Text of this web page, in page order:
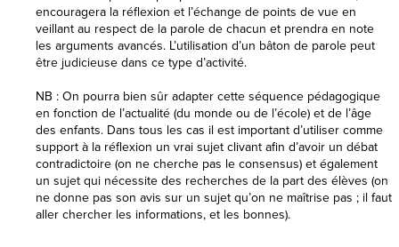
encouragera la réflexion et l’échange de points de vue en
veillant au respect de la parole de chacun et prendra en note
les arguments avancés. L’utilisation d’un bâton de parole peut
être judicieuse dans ce type d’activité.
NB : On pourra bien sûr adapter cette séquence pédagogique
en fonction de l’actualité (du monde ou de l’école) et de l’âge
des enfants. Dans tous les cas il est important d’utiliser comme
support à la réflexion un vrai sujet clivant afin d’avoir un débat
contradictoire (on ne cherche pas le consensus) et également
un sujet qui nécessite des recherches de la part des élèves (on
ne donne pas son avis sur un sujet qu’on ne maîtrise pas ; il faut
aller chercher les informations, et les bonnes).